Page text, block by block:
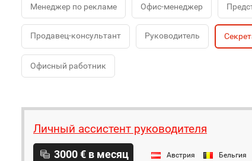
Менеджер по рекламе Офис-менеджер
Продавец-консультант Руководитель
Офисный работник
Личный ассистент руководителя
3000 € в месяц Австрия Бельгия